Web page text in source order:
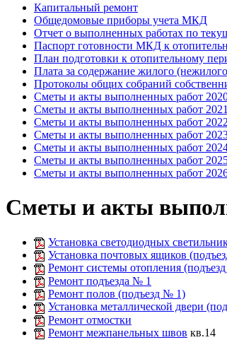
Капитальный ремонт
Общедомовые приборы учета МКД
Отчет о выполненных работах по
Паспорт готовности МКД к
План подготовки к отопительному
Плата за содержание жилого
Протоколы общих собраний
Сметы и акты выполненных работ
Сметы и акты выполненных работ
Сметы и акты выполненных работ
Сметы и акты выполненных работ
Сметы и акты выполненных работ
Сметы и акты выполненных работ
Сметы и акты выполненных работ
Сметы и акты
Установка светодиодных
Установка почтовых ящиков
Ремонт системы отопления
Ремонт подъезда № 1
Ремонт полов (подъезд № 1)
Установка металлической двери
Ремонт отмостки
Ремонт межпанельных швов кв.14